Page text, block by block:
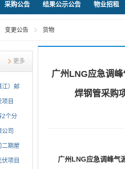
采购公告 结果公示公告 物业招租
变更公告 货物
广州LNG应急调
焊钢管采购
广州LNG应急调峰气
更多
江）邮
目
2个分
司
二期屋
项目